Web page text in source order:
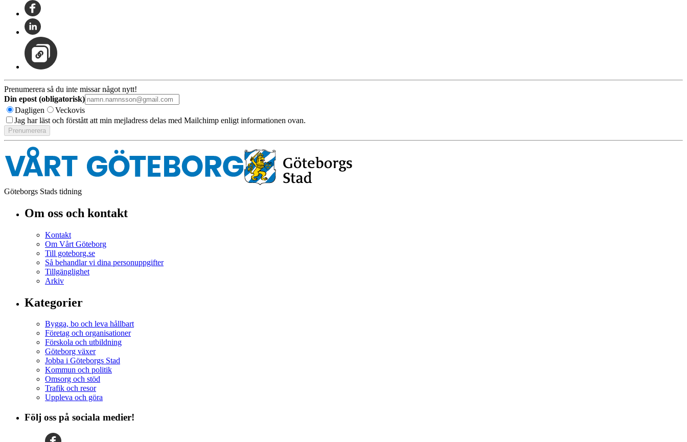
Prenumerera så du inte missar något nytt!
Din epost (obligatorisk)
Dagligen
Veckovis
Jag har läst och förstått att min mejladress delas med Mailchimp enligt informationen ovan.
Göteborgs Stads tidning
Om oss och kontakt
Kontakt
Om Vårt Göteborg
Till goteborg.se
Så behandlar vi dina personuppgifter
Tillgänglighet
Arkiv
Kategorier
Bygga, bo och leva hållbart
Företag och organisationer
Förskola och utbildning
Göteborg växer
Jobba i Göteborgs Stad
Kommun och politik
Omsorg och stöd
Trafik och resor
Uppleva och göra
Följ oss på sociala medier!